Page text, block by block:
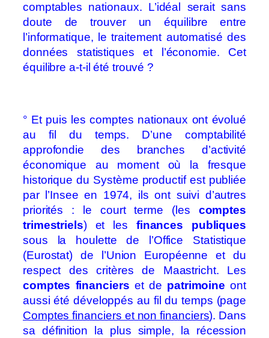
comptables nationaux. L’idéal serait sans
doute de trouver un équilibre entre
l’informatique, le traitement automatisé des
données statistiques et l’économie. Cet
équilibre a-t-il été trouvé ?
° Et puis les comptes nationaux ont évolué
au fil du temps. D’une comptabilité
approfondie des branches d’activité
économique au moment où la fresque
historique du Système productif est publiée
par l’Insee en 1974, ils ont suivi d’autres
priorités : le court terme (les comptes
trimestriels) et les finances publiques
sous la houlette de l’Office Statistique
(Eurostat) de l’Union Européenne et du
respect des critères de Maastricht. Les
comptes financiers et de patrimoine ont
aussi été développés au fil du temps (page
Comptes financiers et non financiers). Dans
sa définition la plus simple, la récession